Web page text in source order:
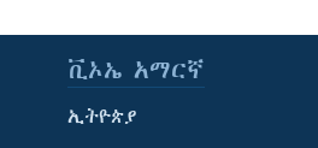
ቪኦኤ አማርኛ
ኢትዮጵያ